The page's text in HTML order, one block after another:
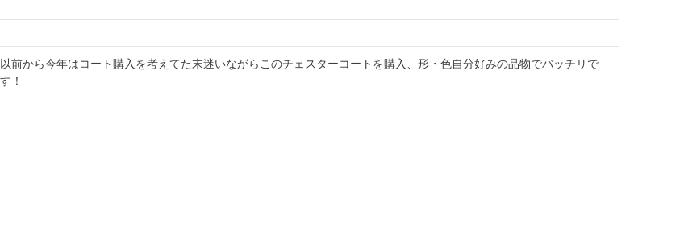
以前から今年はコート購入を考えてた末迷いながらこのチェスターコートを購入、形・色自分好みの品物でバッチリで